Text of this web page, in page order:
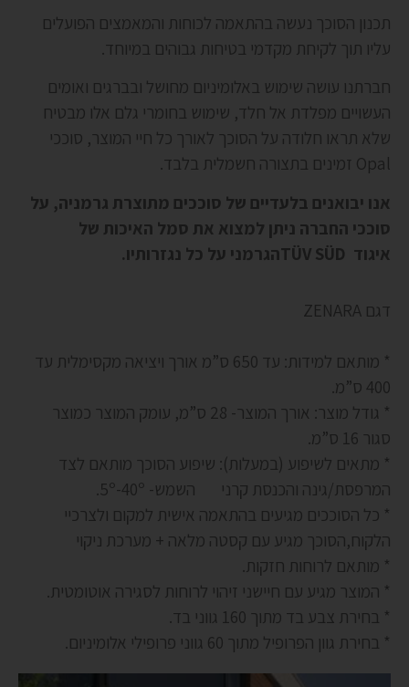
תכנון הסוכך נעשה בהתאמה לכוחות והמאמצים הפועלים
עליו תוך לקיחת מקדמי בטיחות גבוהים במיוחד.
חברתנו עושה שימוש באלומיניום מחושל ובברגים ואומים
העשויים מפלדת אל חלד, שימוש בחומרי גלם אלו מבטיח
שלא תראו חלודה על הסוכך לאורך כל חיי המוצר, סוככי
Opal זמינים בתצורה חשמלית בלבד.
אנו יבואנים בלעדיים של סוככים מתוצרת גרמניה, על
סוככי החברה ניתן למצוא את סמל האיכות של
איגוד TÜV SÜDהגרמני על כל נגזרותיו.
דגם ZENARA
* מותאם למידות: עד 650 ס”מ אורך ויציאה מקסימלית עד
400 ס”מ.
* גודל מוצר: אורך המוצר- 28 ס”מ, עומק המוצר כמוצר
סגור 16 ס”מ.
* מתאים לשיפוע (במעלות): שיפוע הסוכך מותאם לצד
המרפסת/גינה והכנסת קרני השמש- 5º-40º.
* כל הסוככים מגיעים בהתאמה אישית למקום ולצרכיי
הלקוח,הסוכך מגיע עם קסטה מלאה + מערכת ניקוי
* מותאם לרוחות חזקות.
* המוצר מגיע עם חיישני זיהוי לרוחות לסגירה אוטומטית.
* בחירת צבע בד מתוך 160 גווני בד.
* בחירת גוון הפרופיל מתוך 60 גווני פרופילי אלומיניום.